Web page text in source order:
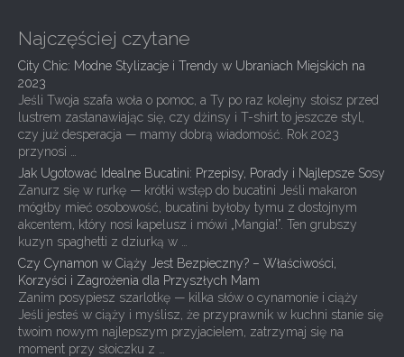
Najczęściej czytane
City Chic: Modne Stylizacje i Trendy w Ubraniach Miejskich na
2023
Jeśli Twoja szafa woła o pomoc, a Ty po raz kolejny stoisz przed
lustrem zastanawiając się, czy dżinsy i T-shirt to jeszcze styl,
czy już desperacja — mamy dobrą wiadomość. Rok 2023
przynosi …
Jak Ugotować Idealne Bucatini: Przepisy, Porady i Najlepsze Sosy
Zanurz się w rurkę — krótki wstęp do bucatini Jeśli makaron
mógłby mieć osobowość, bucatini byłoby tymu z dostojnym
akcentem, który nosi kapelusz i mówi „Mangia!”. Ten grubszy
kuzyn spaghetti z dziurką w …
Czy Cynamon w Ciąży Jest Bezpieczny? – Właściwości,
Korzyści i Zagrożenia dla Przyszłych Mam
Zanim posypiesz szarlotkę — kilka słów o cynamonie i ciąży
Jeśli jesteś w ciąży i myślisz, że przyprawnik w kuchni stanie się
twoim nowym najlepszym przyjacielem, zatrzymaj się na
moment przy słoiczku z …